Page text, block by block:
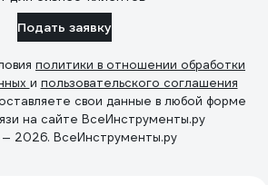
Подать заявку
политики в отношении обработки
и пользовательского соглашения
свои данные в любой форме
на сайте ВсеИнструменты.ру
2026. ВсеИнструменты.ру